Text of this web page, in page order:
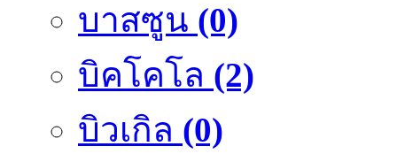
บาสซูน (0)
บิคโคโล (2)
บิวเกิล (0)